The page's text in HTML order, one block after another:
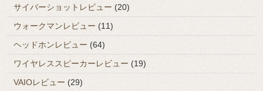
サイバーショットレビュー (20)
ウォークマンレビュー (11)
ヘッドホンレビュー (64)
ワイヤレススピーカーレビュー (19)
VAIOレビュー (29)